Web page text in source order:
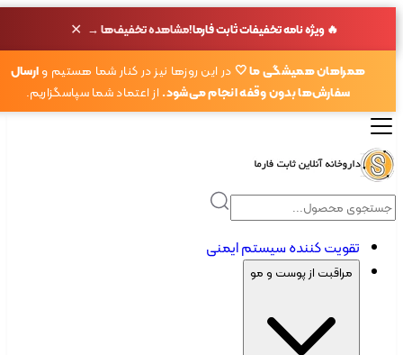
🔥 ویژه نامه تخفیفات ثابت فارما!مشاهده تخفیف‌ها → ✕
همراهان همیشگی ما 🤍در این روزها نیز در کنار شما هستیم وارسال
سفارش‌ها بدون وقفه انجام می‌شود.از اعتماد شما سپاسگزاریم.
تقویت کننده سیستم ایمنی
مراقبت از پوست و مو